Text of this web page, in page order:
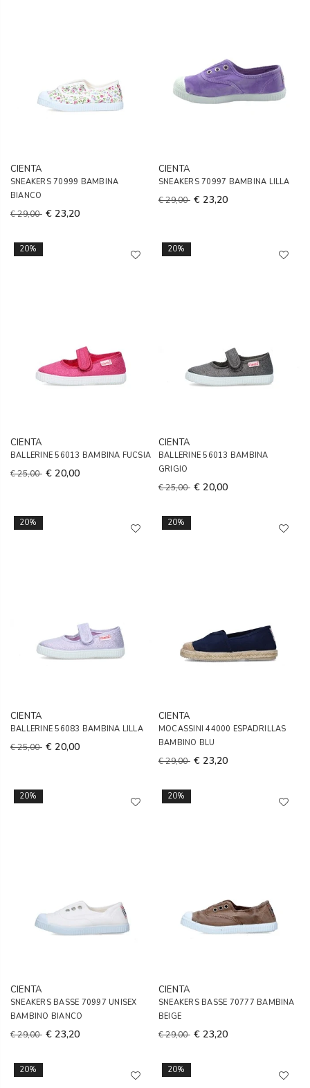
CIENTA
SNEAKERS 70999 BAMBINA
BIANCO
€ 29,00 € 23,20
CIENTA
SNEAKERS 70997 BAMBINA LILLA
€ 29,00 € 23,20
20%
CIENTA
BALLERINE 56013 BAMBINA FUCSIA
€ 25,00 € 20,00
20%
CIENTA
BALLERINE 56013 BAMBINA
GRIGIO
€ 25,00 € 20,00
20%
CIENTA
BALLERINE 56083 BAMBINA LILLA
€ 25,00 € 20,00
20%
CIENTA
MOCASSINI 44000 ESPADRILLAS
BAMBINO BLU
€ 29,00 € 23,20
20%
CIENTA
SNEAKERS BASSE 70997 UNISEX
BAMBINO BIANCO
€ 29,00 € 23,20
20%
CIENTA
SNEAKERS BASSE 70777 BAMBINA
BEIGE
€ 29,00 € 23,20
20% 20%